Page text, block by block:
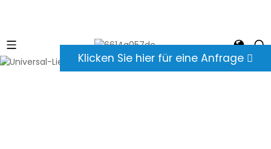
Klicken Sie hier für eine Anfrage